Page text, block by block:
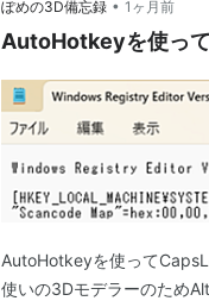
ぽめの3D備忘録 • 1ヶ月前
AutoHotkeyを使っ
AutoHotkeyを使って
使いの3Dモデラーのため